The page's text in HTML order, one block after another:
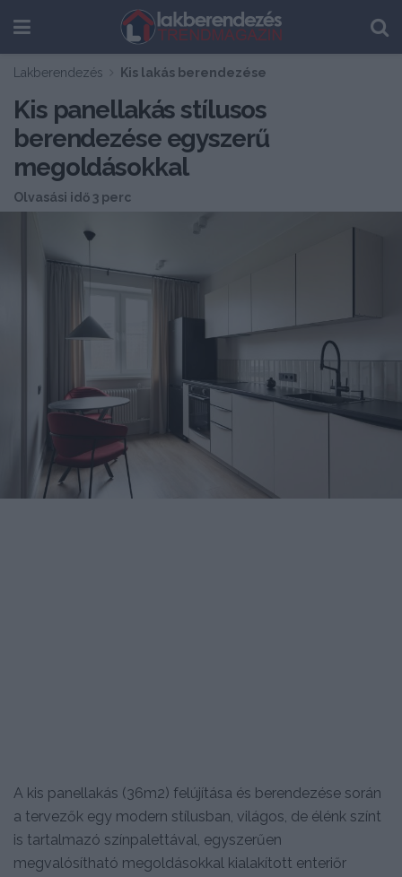
Lakberendezés Kis lakás berendezése
Kis panellakás stílusos
berendezése egyszerű
megoldásokkal
Olvasási idő 3 perc
A kis panellakás (36m2) felújítása és berendezése során
a tervezők egy modern stílusban, világos, de élénk színt
is tartalmazó színpalettával, egyszerűen
megvalósítható megoldásokkal kialakított enteriőr